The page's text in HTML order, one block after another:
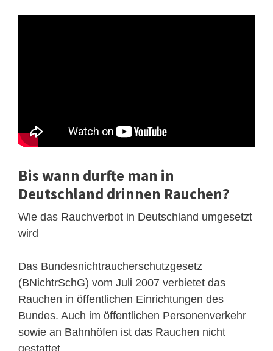
Bis wann durfte man in
Deutschland drinnen Rauchen?
Wie das Rauchverbot in Deutschland umgesetzt
wird
Das Bundesnichtraucherschutzgesetz
(BNichtrSchG) vom Juli 2007 verbietet das
Rauchen in öffentlichen Einrichtungen des
Bundes. Auch im öffentlichen Personenverkehr
sowie an Bahnhöfen ist das Rauchen nicht
gestattet.